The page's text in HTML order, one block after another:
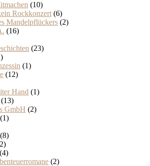
(10)
Rockkonzert (6)
Mandelpflückers (2)
(16)
(23)
(1)
(12)
Hand (1)
(13)
GmbH (2)
(1)
(8)
(4)
(2)